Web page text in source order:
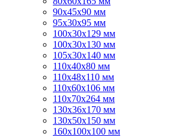
90х45х90 мм
95х30х95 мм
100х30х129 мм
100х30х130 мм
105х30х140 мм
110х40х80 мм
110х48х110 мм
110х60х106 мм
110х70х264 мм
130х36х170 мм
130х50х150 мм
160х100х100 мм